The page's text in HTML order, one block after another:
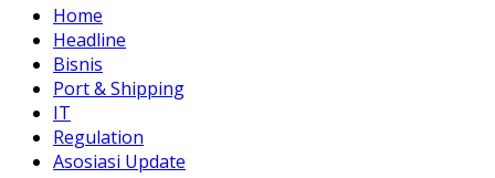
Home
Headline
Bisnis
Port & Shipping
IT
Regulation
Asosiasi Update